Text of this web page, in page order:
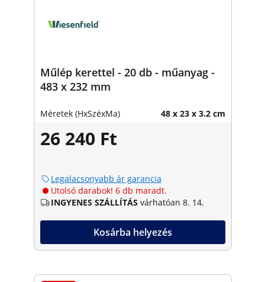
Műlép kerettel - 20 db - műanyag -
483 x 232 mm
Méretek (HxSzéxMa) 48 x 23 x 3.2 cm
26 240 Ft
Legalacsonyabb ár garancia
Utolsó darabok! 6 db maradt.
INGYENES SZÁLLÍTÁS várhatóan 8. 14.
Kosárba helyezés